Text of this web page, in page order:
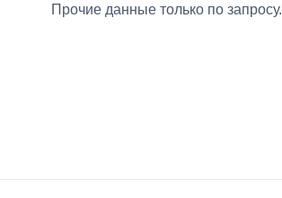
Прочие данные только по запросу.